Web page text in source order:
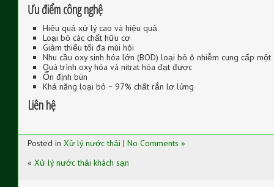
Ưu điểm công nghệ
Hiệu quả xử lý cao và hiệu quả.
Loại bỏ các chất hữu cơ
Giảm thiểu tối đa mùi hôi
Nhu cầu oxy sinh hóa lớn (BOD) loại bỏ ô nhiễm cung cấp
Quá trình oxy hóa và nitrat hóa đạt được
Ổn định bùn
Khả năng loại bỏ ~ 97% chất rắn lơ lửng
Liên hệ
Posted in Xử lý nước thải | No Comments »
« Xử lý nước thải khách sạn